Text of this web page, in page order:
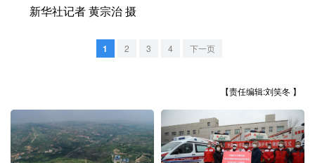
江西
山东 河南 湖北 湖南
广东 广西 海南 重庆
新华社记者 黄宗治 摄
1 2 3 4 下一页
【责任编辑:刘笑冬 】